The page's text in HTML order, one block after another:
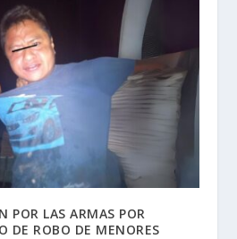
POR LAS ARMAS POR
DE ROBO DE MENORES